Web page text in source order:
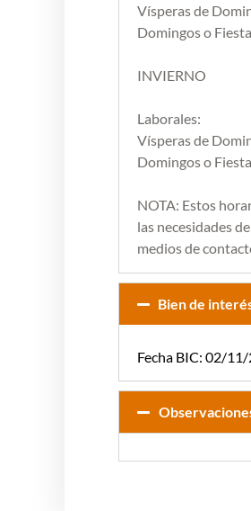
Vísperas de
Domingos o
INVIERNO
Laborales:
Vísperas de
Domingos o
NOTA: Estos
las necesidades
medios de
Bien de
Fecha BIC: 02/